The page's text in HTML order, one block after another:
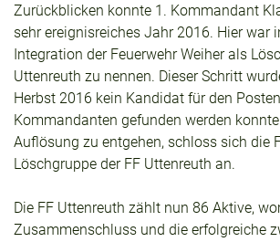
Zurückblicken konnte 1. Kommandant
sehr ereignisreiches Jahr 2016. Hier war
Integration der Feuerwehr Weiher als
Uttenreuth zu nennen. Dieser Schritt
Herbst 2016 kein Kandidat für den
Kommandanten gefunden werden
Auflösung zu entgehen, schloss sich die
Löschgruppe der FF Uttenreuth an.
Die FF Uttenreuth zählt nun 86 Aktive,
Zusammenschluss und die erfolgreiche